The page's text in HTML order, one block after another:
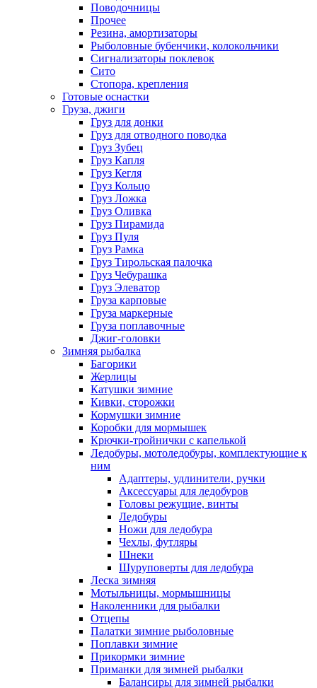
Поводочницы
Прочее
Резина, амортизаторы
Рыболовные бубенчики, колокольчики
Сигнализаторы поклевок
Сито
Стопора, крепления
Готовые оснастки
Груза, джиги
Груз для донки
Груз для отводного поводка
Груз Зубец
Груз Капля
Груз Кегля
Груз Кольцо
Груз Ложка
Груз Оливка
Груз Пирамида
Груз Пуля
Груз Рамка
Груз Тирольская палочка
Груз Чебурашка
Груз Элеватор
Груза карповые
Груза маркерные
Груза поплавочные
Джиг-головки
Зимняя рыбалка
Багорики
Жерлицы
Катушки зимние
Кивки, сторожки
Кормушки зимние
Коробки для мормышек
Крючки-тройнички с капелькой
Ледобуры, мотоледобуры, комплектующие к
ним
Адаптеры, удлинители, ручки
Аксессуары для ледобуров
Головы режущие, винты
Ледобуры
Ножи для ледобура
Чехлы, футляры
Шнеки
Шуруповерты для ледобура
Леска зимняя
Мотыльницы, мормышницы
Наколенники для рыбалки
Отцепы
Палатки зимние рыболовные
Поплавки зимние
Прикормки зимние
Приманки для зимней рыбалки
Балансиры для зимней рыбалки